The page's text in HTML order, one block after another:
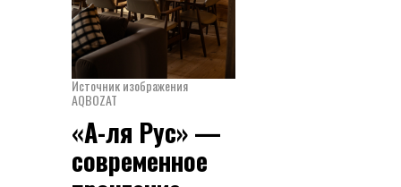
Источник изображения
AQBOZAT
«А-ля Рус» —
современное